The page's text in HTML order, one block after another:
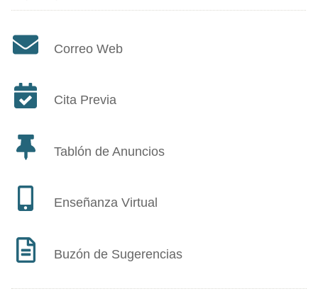
Correo Web
Cita Previa
Tablón de Anuncios
Enseñanza Virtual
Buzón de Sugerencias